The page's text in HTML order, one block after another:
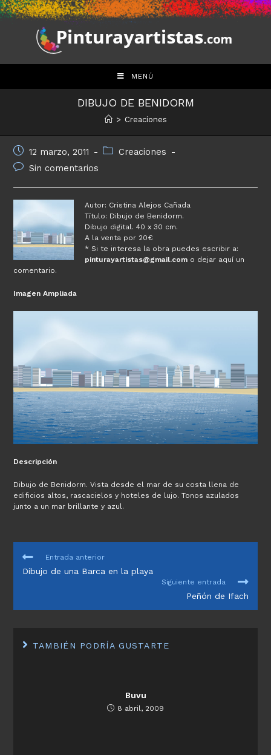
Saltar
al
contenido
MENÚ
DIBUJO DE BENIDORM
> Creaciones
Publicación
de
entrada:
12 marzo, 2011
Categoría
entrada:
Creaciones
Comentarios
entrada:
Sin comentarios
Autor: Cristina Alejos Cañada
Título: Dibujo de Benidorm.
Dibujo digital. 40 x 30 cm.
A la venta por 20€
* Si te interesa la obra puedes escribir a:
pinturayartistas@gmail.com o dejar aquí un
comentario.
Imagen Ampliada
Descripción
Dibujo de Benidorm. Vista desde el mar de su costa llena de
edificios altos, rascacielos y hoteles de lujo. Tonos azulados
junto a un mar brillante y azul.
LEER
ARTÍCULOS
Entrada anterior
Dibujo de una Barca en la playa
Siguiente entrada
Peñón de Ifach
TAMBIÉN PODRÍA GUSTARTE
Buvu
8 abril, 2009